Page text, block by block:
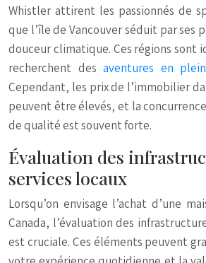
Whistler attirent les passionnés de
que l’île de Vancouver séduit par ses
douceur climatique. Ces régions sont
recherchent desaventures en
Cependant, les prix de l’immobilier
peuvent être élevés, et la
de qualité est souvent forte.
Évaluation des
services locaux
Lorsqu’on envisage l’achat d’une
Canada, l’évaluation des
est cruciale. Ces éléments peuvent